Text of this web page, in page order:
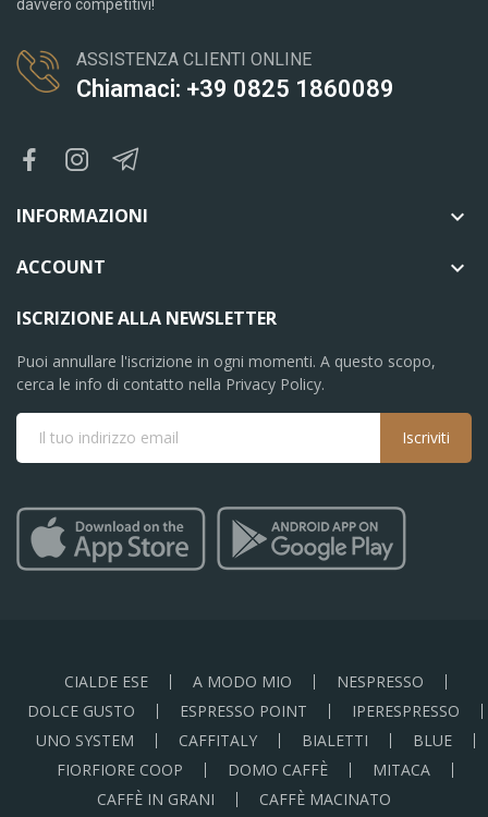
davvero competitivi!
ASSISTENZA CLIENTI ONLINE
Chiamaci: +39 0825 1860089
INFORMAZIONI 
ACCOUNT 
ISCRIZIONE ALLA NEWSLETTER
Puoi annullare l'iscrizione in ogni momenti. A questo scopo,
cerca le info di contatto nella Privacy Policy.
Iscriviti
CIALDE ESE A MODO MIO
NESPRESSO
DOLCE GUSTO
ESPRESSO POINT
IPERESPRESSO
UNO SYSTEM
CAFFITALY BIALETTI
BLUE
FIORFIORE COOP
DOMO CAFFÈ
MITACA
CAFFÈ IN GRANI
CAFFÈ MACINATO